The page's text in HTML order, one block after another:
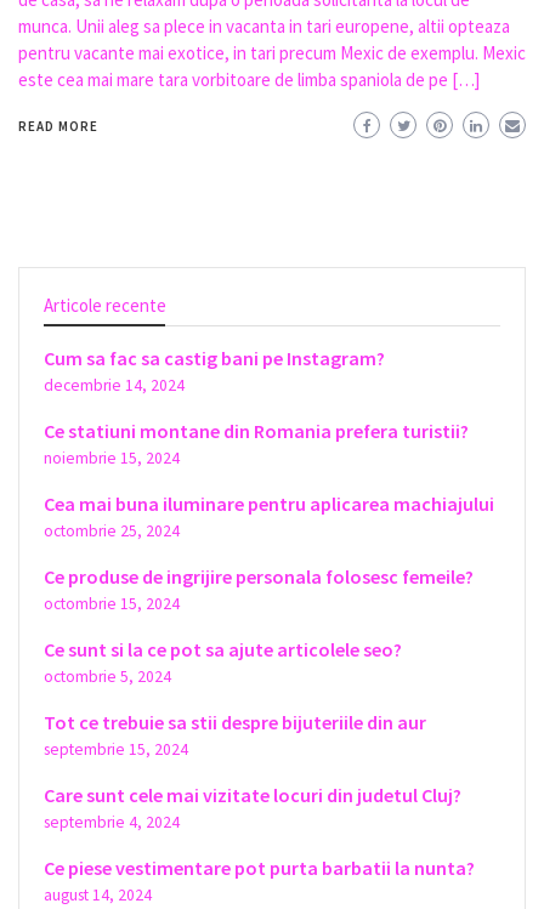
munca. Unii aleg sa plece in vacanta in tari europene, altii opteaza
pentru vacante mai exotice, in tari precum Mexic de exemplu. Mexic
este cea mai mare tara vorbitoare de limba spaniola de pe […]
READ MORE
Articole recente
Cum sa fac sa castig bani pe Instagram?
decembrie 14, 2024
Ce statiuni montane din Romania prefera turistii?
noiembrie 15, 2024
Cea mai buna iluminare pentru aplicarea machiajului
octombrie 25, 2024
Ce produse de ingrijire personala folosesc femeile?
octombrie 15, 2024
Ce sunt si la ce pot sa ajute articolele seo?
octombrie 5, 2024
Tot ce trebuie sa stii despre bijuteriile din aur
septembrie 15, 2024
Care sunt cele mai vizitate locuri din judetul Cluj?
septembrie 4, 2024
Ce piese vestimentare pot purta barbatii la nunta?
august 14, 2024